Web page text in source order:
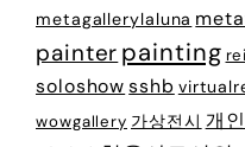
metagallerylaluna
painter painting
soloshow sshb
wowgallery 가상전시 개